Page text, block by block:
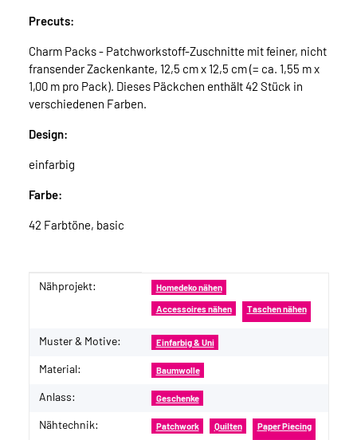
Precuts:
Charm Packs - Patchworkstoff-Zuschnitte mit feiner, nicht
fransender Zackenkante, 12,5 cm x 12,5 cm (= ca. 1,55 m x
1,00 m pro Pack). Dieses Päckchen enthält 42 Stück in
verschiedenen Farben.
Design:
einfarbig
Farbe:
42 Farbtöne, basic
Produkteigenschaft
Wert
Nähprojekt: Homedeko nähen
Accessoires nähen Taschen nähen
Muster & Motive: Einfarbig & Uni
Material: Baumwolle
Anlass: Geschenke
Nähtechnik: Patchwork Quilten Paper Piecing